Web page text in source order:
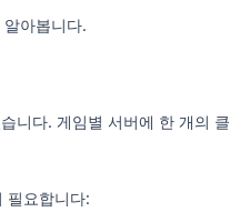
아봅니다.
니다. 게임별 서버에 한 개의 클
필요합니다: